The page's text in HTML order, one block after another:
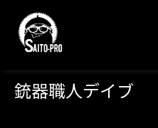
銃器職人デイブ